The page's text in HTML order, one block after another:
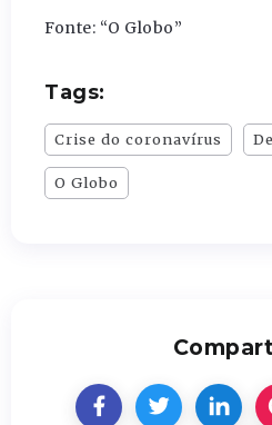
Fonte: “O Globo”
Tags:
Crise do coronavírus
O Globo